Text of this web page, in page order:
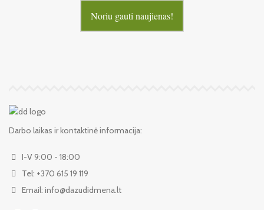
Noriu gauti naujienas!
Darbo laikas ir kontaktinė informacija:
I-V 9:00 - 18:00
Tel: +370 615 19 119
Email: info@dazudidmena.lt